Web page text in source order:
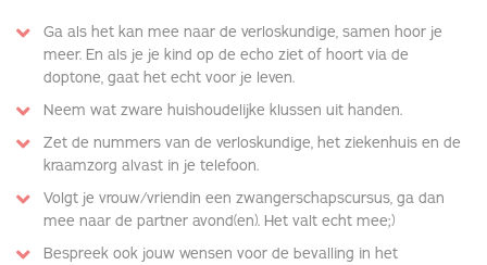
Ga als het kan mee naar de verloskundige, samen hoor je
meer. En als je je kind op de echo ziet of hoort via de
doptone, gaat het echt voor je leven.
Neem wat zware huishoudelijke klussen uit handen.
Zet de nummers van de verloskundige, het ziekenhuis en de
kraamzorg alvast in je telefoon.
Volgt je vrouw/vriendin een zwangerschapscursus, ga dan
mee naar de partner avond(en). Het valt echt mee;)
Bespreek ook jouw wensen voor de bevalling in het